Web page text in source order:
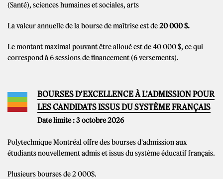
(Santé), sciences humaines et sociales, arts
La valeur annuelle de la bourse de maîtrise est de20 000 $.
Le montant maximal pouvant être alloué est de 40 000 $, ce qui
correspond à 6 sessions de financement (6 versements).
BOURSES D'EXCELLENCE À L'ADMISSION POUR
LES CANDIDATS ISSUS DU SYSTÈME FRANÇAIS
Date limite : 3 octobre 2026
Polytechnique Montréal offre des bourses d'admission aux
étudiants nouvellement admis et issus du système éducatif français.
Plusieurs bourses de 2 000$.